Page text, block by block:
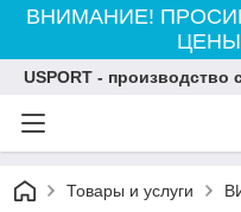
ВНИМАНИЕ!
ЦЕНЫ
USPORT - производство
Товары и услуги